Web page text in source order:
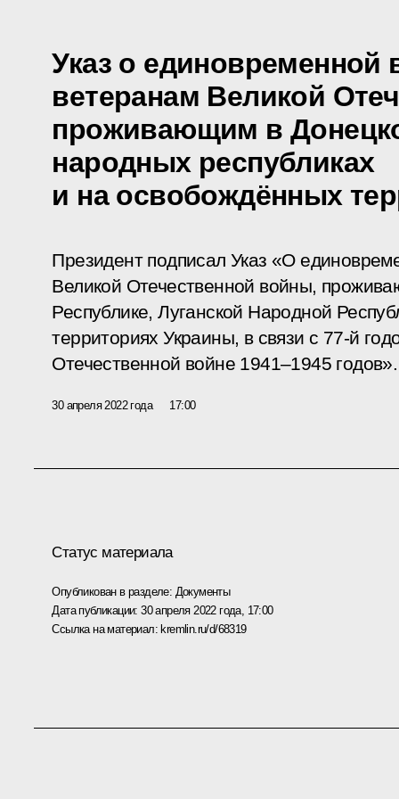
Указ о единовременной
ветеранам Великой
проживающим в
народных республиках
и на освобождённых
Президент подписал Указ «О
Великой Отечественной войны,
Республике, Луганской Народной
территориях Украины, в связи с 77-й
Отечественной войне 1941–1945 годов».
30 апреля 2022 года 17:00
Статус материала
Опубликован в разделе: Документы
Дата публикации:30 апреля 2022 года, 17:00
Ссылка на материал: kremlin.ru/d/68319